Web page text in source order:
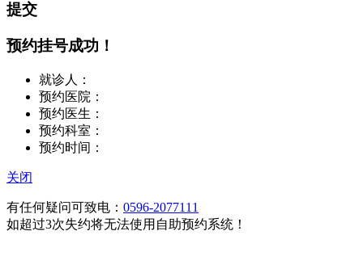
提交
预约挂号成功！
就诊人：
预约医院：
预约医生：
预约科室：
预约时间：
关闭
有任何疑问可致电： 0596-2077111
如超过3次失约将无法使用自助预约系统！